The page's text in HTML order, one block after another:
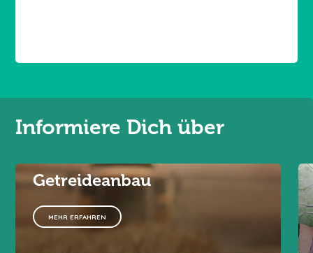
Informiere Dich über
Getreideanbau
MEHR ERFAHREN